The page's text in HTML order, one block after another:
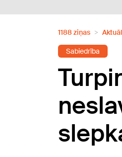
1188 ziņas
Sabiedrība